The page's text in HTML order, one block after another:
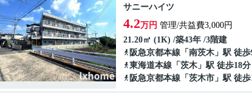
サニーハイツ
4.2万円 管理/共益費3,000円
21.20㎡ (1K) /築43年 /3階建
阪急京都本線 「 南茨木 」駅 徒
東海道本線 「 茨木 」駅 徒歩18分
阪急京都本線 「 茨木市 」駅 徒